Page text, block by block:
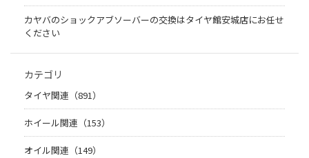
カヤバのショックアブソーバーの交換はタイヤ館安城店にお任せ
ください
カテゴリ
タイヤ関連（891）
ホイール関連（153）
オイル関連（149）